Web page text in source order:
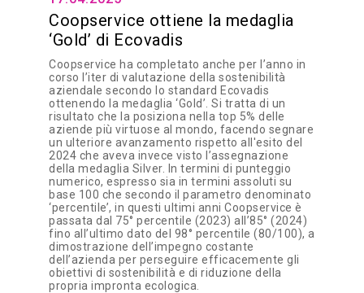
Coopservice ottiene la medaglia
‘Gold’ di Ecovadis
Coopservice ha completato anche per l’anno in
corso l’iter di valutazione della sostenibilità
aziendale secondo lo standard Ecovadis
ottenendo la medaglia ‘Gold’. Si tratta di un
risultato che la posiziona nella top 5% delle
aziende più virtuose al mondo, facendo segnare
un ulteriore avanzamento rispetto all'esito del
2024 che aveva invece visto l’assegnazione
della medaglia Silver. In termini di punteggio
numerico, espresso sia in termini assoluti su
base 100 che secondo il parametro denominato
‘percentile’, in questi ultimi anni Coopservice è
passata dal 75° percentile (2023) all’85° (2024)
fino all’ultimo dato del 98° percentile (80/100), a
dimostrazione dell’impegno costante
dell’azienda per perseguire efficacemente gli
obiettivi di sostenibilità e di riduzione della
propria impronta ecologica.